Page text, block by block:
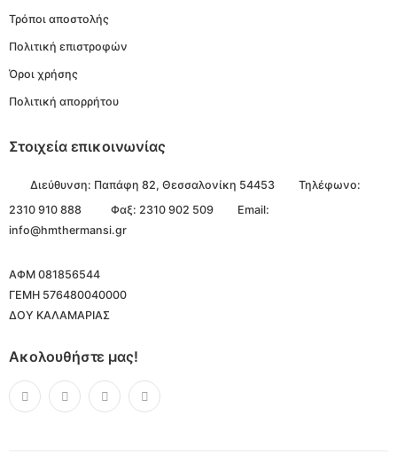
Τρόποι αποστολής
Πολιτική επιστροφών
Όροι χρήσης
Πολιτική απορρήτου
Στοιχεία επικοινωνίας
Διεύθυνση: Παπάφη 82, Θεσσαλονίκη 54453
Τηλέφωνο:
2310 910 888
Φαξ: 2310 902 509
Email:
info@hmthermansi.gr
ΑΦΜ 081856544
ΓΕΜΗ 576480040000
ΔΟΥ ΚΑΛΑΜΑΡΙΑΣ
Ακολουθήστε μας!